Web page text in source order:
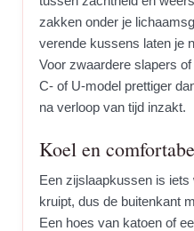
zakken onder je
verende kussens laten je
Voor zwaardere slapers
C- of U-model prettiger
na verloop van tijd inzakt.
Koel en
Een zijslaapkussen is
kruipt, dus de buitenkant
Een hoes van katoen of